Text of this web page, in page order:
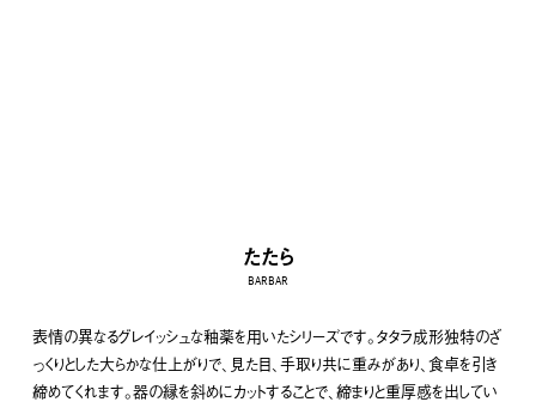
たたら
BARBAR
表情の異なるグレイッシュな釉薬を用いたシリーズです。タタラ成形独特のざ
っくりとした大らかな仕上がりで、見た目、手取り共に重みがあり、食卓を引き
締めてくれます。器の縁を斜めにカットすることで、締まりと重厚感を出してい